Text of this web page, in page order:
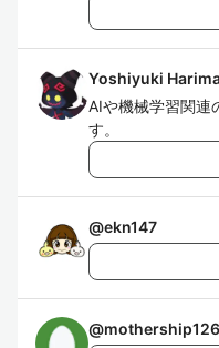
Yoshiyuki
AIや機械学習関連
す。
@ekn147
@